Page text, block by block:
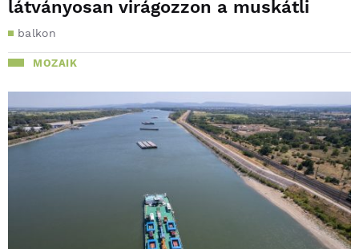
látványosan virágozzon a muskátli
balkon
MOZAIK